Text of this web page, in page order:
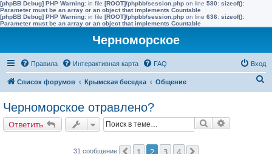
[phpBB Debug] PHP Warning: in file [ROOT]/phpbb/session.php on line 580: sizeof():
Parameter must be an array or an object that implements Countable
[phpBB Debug] PHP Warning: in file [ROOT]/phpbb/session.php on line 636: sizeof():
Parameter must be an array or an object that implements Countable
Черноморское
Правила Интерактивная карта FAQ Вход
Список форумов Крымская беседка Общение
Черноморское отравлено?
Ответить Поиск
31 сообщение 1 2 3 4